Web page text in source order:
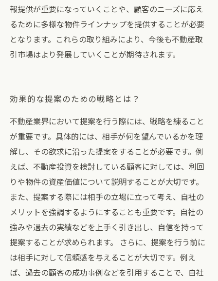
報提供が重要になっていくことや、顧客のニーズに応え
るために多様な物件ラインナップを提供することが必要
となります。これらの取り組みにより、今後も不動産取
引市場はより発展していくことが期待されます。
効果的な提案のための戦略とは？
不動産業界において提案を行う際には、戦略を練ること
が重要です。具体的には、相手が何を望んでいるかを理
解し、その欲求に沿った提案をすることが必要です。例
えば、不動産投資を検討している顧客に対しては、利回
りや物件の資産価値について説明することが大切です。
また、提案する際には相手の立場に立って考え、自社の
メリットを強調するようにすることも重要です。自社の
強みや過去の実績などを上手く引き出し、自信を持って
提案することが求められます。 さらに、提案を行う前に
は相手に対して信頼感を与えることが大切です。例え
ば、過去の顧客の成功事例などを引用することで、自社